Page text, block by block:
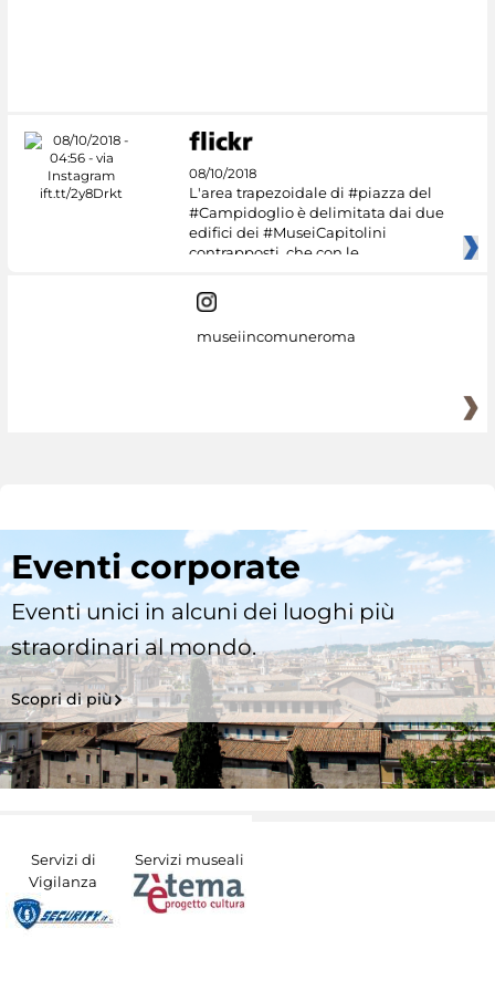
08/10/2018
L'area trapezoidale di #piazza del
#Campidoglio è delimitata dai due
edifici dei #MuseiCapitolini
contrapposti, che con le
museiincomuneroma
Eventi corporate
Eventi unici in alcuni dei luoghi più
straordinari al mondo.
Scopri di più
Servizi di
Vigilanza
Servizi museali